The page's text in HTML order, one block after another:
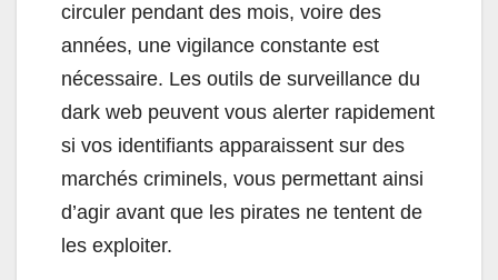
circuler pendant des mois, voire des
années, une vigilance constante est
nécessaire. Les outils de surveillance du
dark web peuvent vous alerter rapidement
si vos identifiants apparaissent sur des
marchés criminels, vous permettant ainsi
d’agir avant que les pirates ne tentent de
les exploiter.